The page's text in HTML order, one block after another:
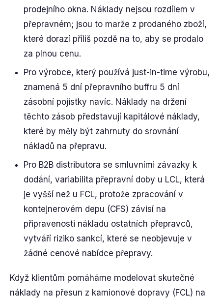
prodejního okna. Náklady nejsou rozdílem v
přepravném; jsou to marže z prodaného zboží,
které dorazí příliš pozdě na to, aby se prodalo
za plnou cenu.
Pro výrobce, který používá just-in-time výrobu,
znamená 5 dní přepravního buffru 5 dní
zásobní pojistky navíc. Náklady na držení
těchto zásob představují kapitálové náklady,
které by měly být zahrnuty do srovnání
nákladů na přepravu.
Pro B2B distributora se smluvními závazky k
dodání, variabilita přepravní doby u LCL, která
je vyšší než u FCL, protože zpracování v
kontejnerovém depu (CFS) závisí na
připravenosti nákladu ostatních přepravců,
vytváří riziko sankcí, které se neobjevuje v
žádné cenové nabídce přepravy.
Když klientům pomáháme modelovat skutečné
náklady na přesun z kamionové dopravy (FCL) na